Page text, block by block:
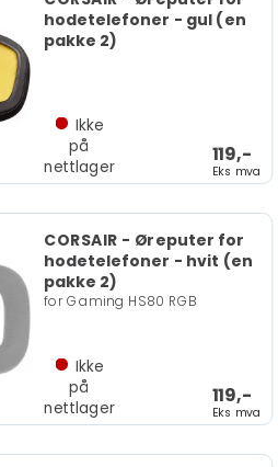
hodetelefoner - gul (en
pakke 2)
119,-
Eks mva
Ikke
på
nettlager
CORSAIR - Øreputer for
hodetelefoner - hvit (en
pakke 2)
for Gaming HS80 RGB
119,-
Eks mva
Ikke
på
nettlager